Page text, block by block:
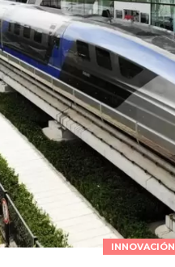
INNOVACIÓN